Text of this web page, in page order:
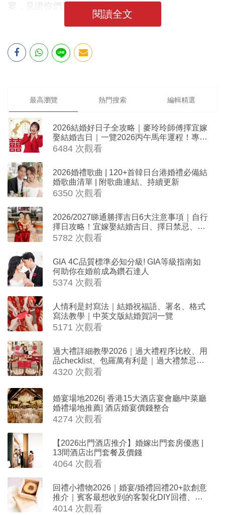
宴，見證你們愛情的重要時刻！
閱讀全文
最高瀏覽 熱門搜索 編輯精選
2026結婚好日子全攻略｜麥玲玲師傅擇宜嫁
娶結婚吉日｜一覽2026丙午馬年運程！專業
擇日結婚+避開沖煞生肖指南
6484 次觀看
2026婚禮歌曲 | 120+首韓日台港婚禮必備結
婚歌曲清單 | 附歌曲連結、持續更新
6350 次觀看
2026/2027睇通勝擇吉日6大注意事項｜自行
擇日攻略！宜嫁娶結婚吉日、擇日禁忌、相
沖生肖一覽
5782 次觀看
GIA 4C品質標準必知分級! GIA等級指南如
何助你在婚前成為鑽石達人
5374 次觀看
人情利是封寫法｜結婚祝福語、署名、格式
寫法教學｜中英文版結婚賀詞一覽
5171 次觀看
過大禮詳細教學2026｜過大禮程序比較、用
品checklist、包羅萬有利是｜過大禮禁忌及
吉祥說話
4320 次觀看
婚宴場地2026| 香港15大酒店宴會廳/中菜廳
婚禮場地推薦| 酒店婚宴價錢整合
4274 次觀看
【2026出門酒店推介】婚嫁出門套房優惠 |
13間酒店出門套餐及價錢
4064 次觀看
回禮小禮物2026｜婚宴/婚禮回禮20+款創意
推介｜賓客最想收到的客製化DIY回禮、姊
妹禮物（持續更新）
4014 次觀看